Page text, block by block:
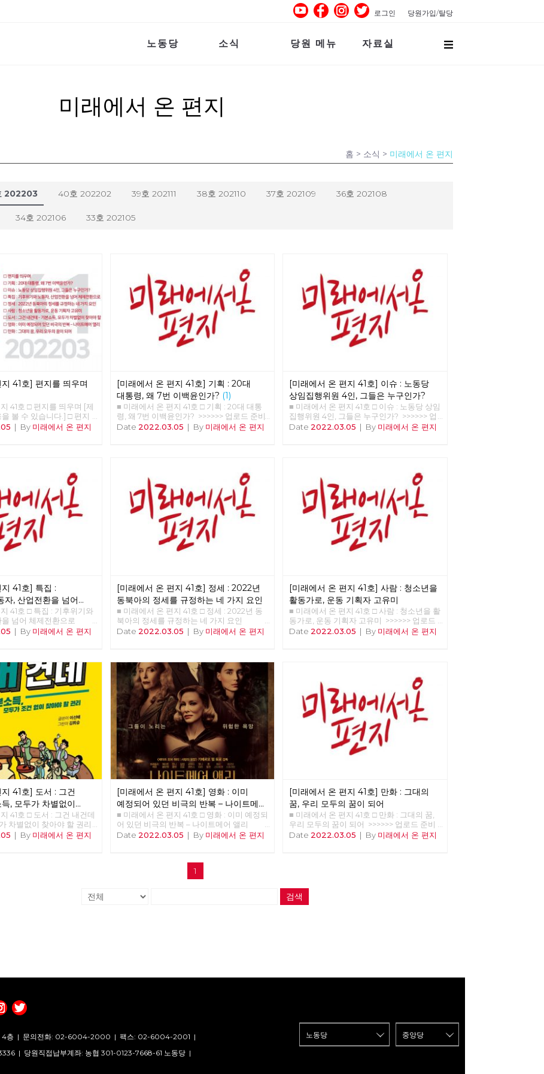
로그인 당원가입/탈당
노동당 소식 당원 메뉴 자료실
미래에서 온 편지
홈 > 소식 > 미래에서 온 편지
202203 40호 202202 39호 202111 38호 202110 37호 202109 36호 202108
34호 202106 33호 202105
41호] 편지를 띄우며
41호 □ 편지를 띄우며 [제
볼 수 있습니다.] □ 편지
20대 대통령, 왜 7번 이백
년을 활동가로, 운동 기획
: 그건 내건데 - 기본소득,
아야 할 권리 □ 영화 : 이
비극의 반복 - 나이트메어
의 꿈, 우리 모두의 꿈이 되
| By 미래에서 온 편지
[미래에서 온 편지 41호] 기획 : 20대
대통령, 왜 7번 이백윤인가? (1)
■ 미래에서 온 편지 41호 □ 기획 : 20대 대통
령, 왜 7번 이백윤인가? >>>>>> 업로드 준비
중 <<<<<<
Date 2022.03.05 | By 미래에서 온 편지
[미래에서 온 편지 41호] 이슈 : 노동당
상임집행위원 4인, 그들은 누구인가?
■ 미래에서 온 편지 41호 □ 이슈 : 노동당 상임
집행위원 4인, 그들은 누구인가? >>>>>> 업
로드 준비중 <<<<<<
Date 2022.03.05 | By 미래에서 온 편지
41호] 특집 :
자, 산업전환을 넘어
41호 □ 특집 : 기후위기와
넘어 체제전환으로
비중 <<<<<<
| By 미래에서 온 편지
[미래에서 온 편지 41호] 정세 : 2022년
동북아의 정세를 규정하는 네 가지 요인
■ 미래에서 온 편지 41호 □ 정세 : 2022년 동
북아의 정세를 규정하는 네 가지 요인
>>>>>> 업로드 준비중 <<<<<<
Date 2022.03.05 | By 미래에서 온 편지
[미래에서 온 편지 41호] 사람 : 청소년을
활동가로, 운동 기획자 고유미
■ 미래에서 온 편지 41호 □ 사람 : 청소년을 활
동가로, 운동 기획자 고유미 >>>>>> 업로드
준비중 <<<<<<
Date 2022.03.05 | By 미래에서 온 편지
41호] 도서 : 그건
, 모두가 차별없이
41호 □ 도서 : 그건 내건데
차별없이 찾아야 할 권리
비중 <<<<<<
| By 미래에서 온 편지
[미래에서 온 편지 41호] 영화 : 이미
예정되어 있던 비극의 반복 – 나이트메어
앨리
■ 미래에서 온 편지 41호 □ 영화 : 이미 예정되
어 있던 비극의 반복 – 나이트메어 앨리
>>>>>> 업로드 준비중 <<<<<<
Date 2022.03.05 | By 미래에서 온 편지
[미래에서 온 편지 41호] 만화 : 그대의
꿈, 우리 모두의 꿈이 되어
■ 미래에서 온 편지 41호 □ 만화 : 그대의 꿈,
우리 모두의 꿈이 되어 >>>>>> 업로드 준비
중 <<<<<<
Date 2022.03.05 | By 미래에서 온 편지
1
검색
4층 | 문의전화: 02-6004-2000 | 팩스: 02-6004-2001 |
| 당원직접납부계좌: 농협 301-0123-7668-61 노동당 |